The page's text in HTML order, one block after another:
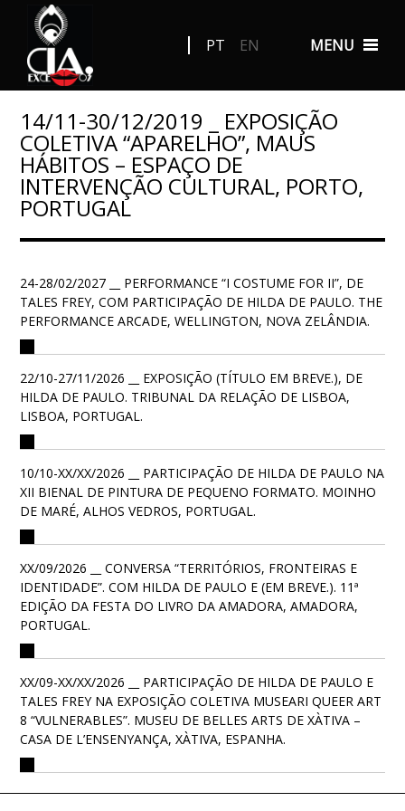
MENU
PT EN
14/11-30/12/2019 _ EXPOSIÇÃO
COLETIVA “APARELHO”, MAUS
HÁBITOS – ESPAÇO DE
INTERVENÇÃO CULTURAL, PORTO,
PORTUGAL
24-28/02/2027 __ PERFORMANCE “I COSTUME FOR II”, DE
TALES FREY, COM PARTICIPAÇÃO DE HILDA DE PAULO. THE
PERFORMANCE ARCADE, WELLINGTON, NOVA ZELÂNDIA.
22/10-27/11/2026 __ EXPOSIÇÃO (TÍTULO EM BREVE.), DE
HILDA DE PAULO. TRIBUNAL DA RELAÇÃO DE LISBOA,
LISBOA, PORTUGAL.
10/10-XX/XX/2026 __ PARTICIPAÇÃO DE HILDA DE PAULO NA
XII BIENAL DE PINTURA DE PEQUENO FORMATO. MOINHO
DE MARÉ, ALHOS VEDROS, PORTUGAL.
XX/09/2026 __ CONVERSA “TERRITÓRIOS, FRONTEIRAS E
IDENTIDADE”. COM HILDA DE PAULO E (EM BREVE.). 11ª
EDIÇÃO DA FESTA DO LIVRO DA AMADORA, AMADORA,
PORTUGAL.
XX/09-XX/XX/2026 __ PARTICIPAÇÃO DE HILDA DE PAULO E
TALES FREY NA EXPOSIÇÃO COLETIVA MUSEARI QUEER ART
8 “VULNERABLES”. MUSEU DE BELLES ARTS DE XÀTIVA –
CASA DE L’ENSENYANÇA, XÀTIVA, ESPANHA.